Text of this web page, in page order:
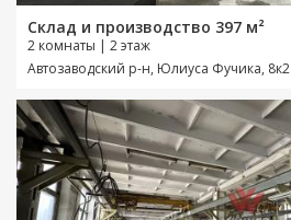
Склад и производство 397 м²
2 комнаты | 2 этаж
Автозаводский р-н, Юлиуса Фучика, 8к2